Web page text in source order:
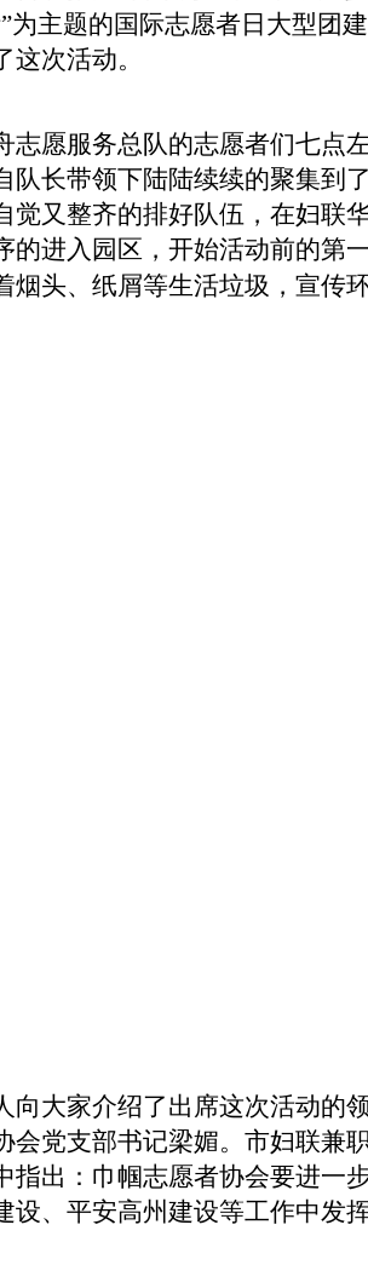
为主题的国际志愿者日大型
次活动。
志愿服务总队的志愿者们七点
队长带领下陆陆续续的聚集
觉又整齐的排好队伍，在妇
的进入园区，开始活动前的第
头、纸屑等生活垃圾，宣传环
向大家介绍了出席这次活动的
会党支部书记梁媚。市妇联兼
指出：巾帼志愿者协会要进一
设、平安高州建设等工作中发